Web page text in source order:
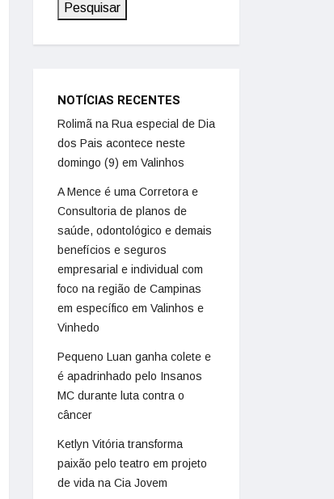
Pesquisar
NOTÍCIAS RECENTES
Rolimã na Rua especial de Dia
dos Pais acontece neste
domingo (9) em Valinhos
A Mence é uma Corretora e
Consultoria de planos de
saúde, odontológico e demais
benefícios e seguros
empresarial e individual com
foco na região de Campinas
em específico em Valinhos e
Vinhedo
Pequeno Luan ganha colete e
é apadrinhado pelo Insanos
MC durante luta contra o
câncer
Ketlyn Vitória transforma
paixão pelo teatro em projeto
de vida na Cia Jovem